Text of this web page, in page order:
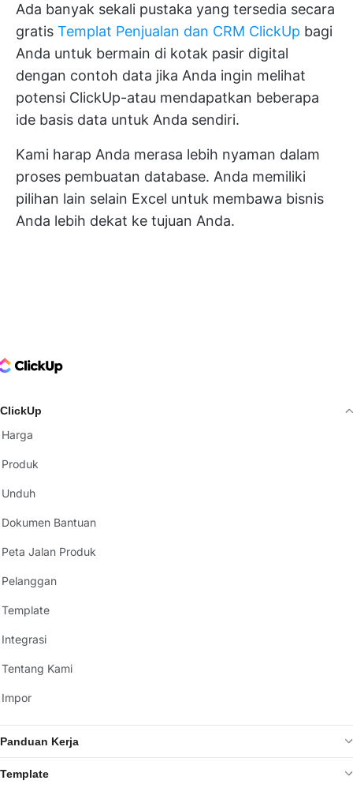
Ada banyak sekali pustaka yang tersedia secara
gratis Templat Penjualan dan CRM ClickUp bagi
Anda untuk bermain di kotak pasir digital
dengan contoh data jika Anda ingin melihat
potensi ClickUp-atau mendapatkan beberapa
ide basis data untuk Anda sendiri.
Kami harap Anda merasa lebih nyaman dalam
proses pembuatan database. Anda memiliki
pilihan lain selain Excel untuk membawa bisnis
Anda lebih dekat ke tujuan Anda.
Logo
ClickUp
Harga
Produk
Unduh
Dokumen Bantuan
Peta Jalan Produk
Pelanggan
Template
Integrasi
Tentang Kami
Impor
Panduan Kerja
Template